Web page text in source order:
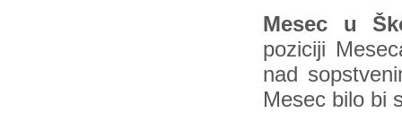
Mesec u
poziciji
nad
Mesec bilo bi